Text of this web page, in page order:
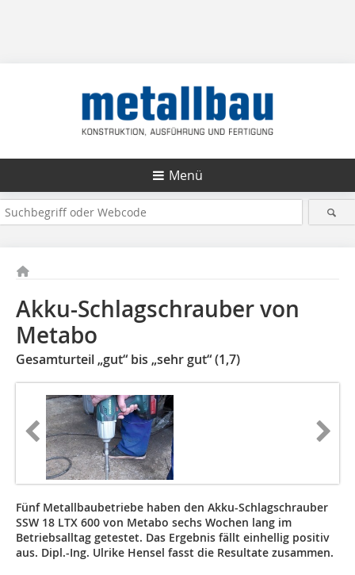
Menü
Akku-Schlagschrauber von
Metabo
Gesamturteil „gut“ bis „sehr gut“ (1,7)
Fünf Metallbaubetriebe haben den Akku-Schlagschrauber
SSW 18 LTX 600 von Metabo sechs Wochen lang im
Betriebsalltag getestet. Das Ergebnis fällt einhellig positiv
aus. Dipl.-Ing. Ulrike Hensel fasst die Resultate zusammen.